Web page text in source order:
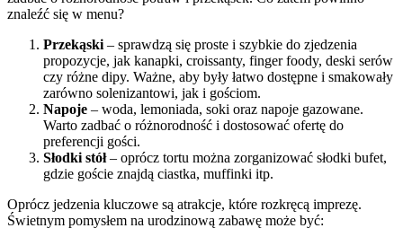
znaleźć się w menu?
Przekąski– sprawdzą się proste i szybkie do zjedzenia
propozycje, jak kanapki, croissanty, finger foody, deski serów
czy różne dipy. Ważne, aby były łatwo dostępne i smakowały
zarówno solenizantowi, jak i gościom.
Napoje – woda, lemoniada, soki oraz napoje gazowane.
Warto zadbać o różnorodność i dostosować ofertę do
preferencji gości.
Słodki stół– oprócz tortu można zorganizować słodki bufet,
gdzie goście znajdą ciastka, muffinki itp.
Oprócz jedzenia kluczowe są atrakcje, które rozkręcą imprezę.
Świetnym pomysłem na urodzinową zabawę może być: